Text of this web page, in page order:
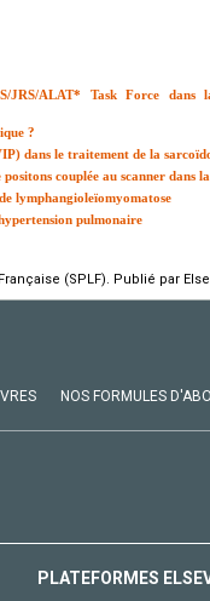
JRS/ALAT* Task Force
?
dans le traitement de la
couplée au scanner dans
lymphangioleïomyomatose
pulmonaire
(SPLF). Publié par
NOS FORMULES
PLATEFORMES